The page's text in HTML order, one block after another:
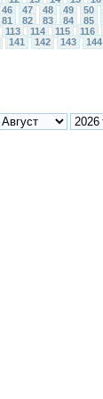
46 47 48 49 50
81 82 83 84 85
113 114 115 116
141 142 143 144